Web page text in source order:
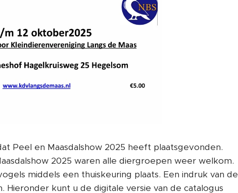
Peel en Maasdalshow 2025 heeft plaatsgevonden.
2025 waren alle diergroepen weer welkom.
middels een thuiskeuring plaats. Een indruk van de
kunt u de digitale versie van de catalogus